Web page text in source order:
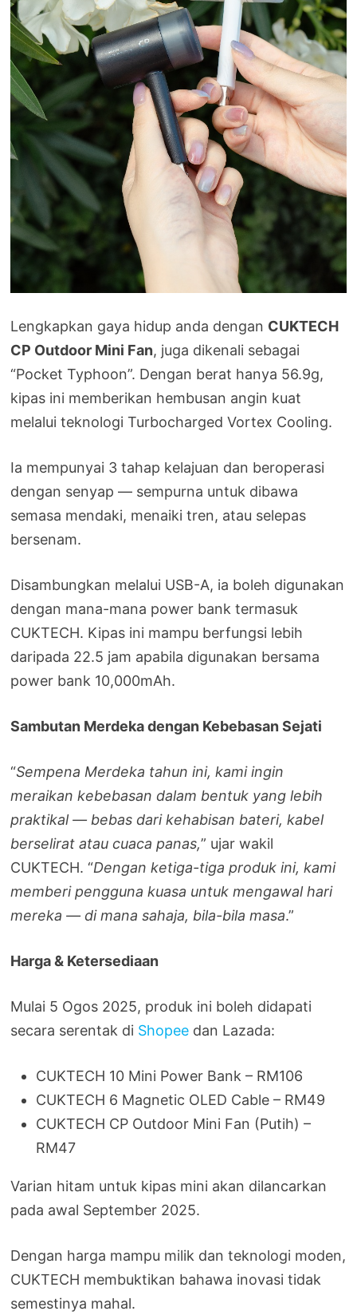
Lengkapkan gaya hidup anda dengan CUKTECH
CP Outdoor Mini Fan, juga dikenali sebagai
“Pocket Typhoon”. Dengan berat hanya 56.9g,
kipas ini memberikan hembusan angin kuat
melalui teknologi Turbocharged Vortex Cooling.
Ia mempunyai 3 tahap kelajuan dan beroperasi
dengan senyap — sempurna untuk dibawa
semasa mendaki, menaiki tren, atau selepas
bersenam.
Disambungkan melalui USB-A, ia boleh digunakan
dengan mana-mana power bank termasuk
CUKTECH. Kipas ini mampu berfungsi lebih
daripada 22.5 jam apabila digunakan bersama
power bank 10,000mAh.
Sambutan Merdeka dengan Kebebasan Sejati
“Sempena Merdeka tahun ini, kami ingin
meraikan kebebasan dalam bentuk yang lebih
praktikal — bebas dari kehabisan bateri, kabel
berselirat atau cuaca panas,” ujar wakil
CUKTECH. “Dengan ketiga-tiga produk ini, kami
memberi pengguna kuasa untuk mengawal hari
mereka — di mana sahaja, bila-bila masa.”
Harga & Ketersediaan
Mulai 5 Ogos 2025, produk ini boleh didapati
secara serentak di Shopee dan Lazada:
CUKTECH 10 Mini Power Bank – RM106
CUKTECH 6 Magnetic OLED Cable – RM49
CUKTECH CP Outdoor Mini Fan (Putih) –
RM47
Varian hitam untuk kipas mini akan dilancarkan
pada awal September 2025.
Dengan harga mampu milik dan teknologi moden,
CUKTECH membuktikan bahawa inovasi tidak
semestinya mahal.